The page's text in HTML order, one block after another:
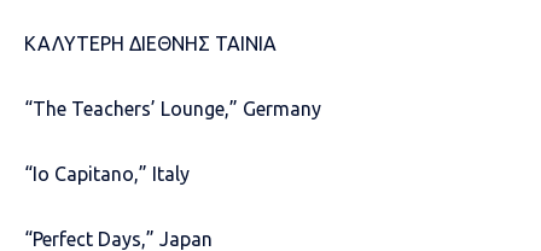
ΚΑΛΥΤΕΡΗ ΔΙΕΘΝΗΣ ΤΑΙΝΙΑ
“The Teachers’ Lounge,” Germany
“Io Capitano,” Italy
“Perfect Days,” Japan